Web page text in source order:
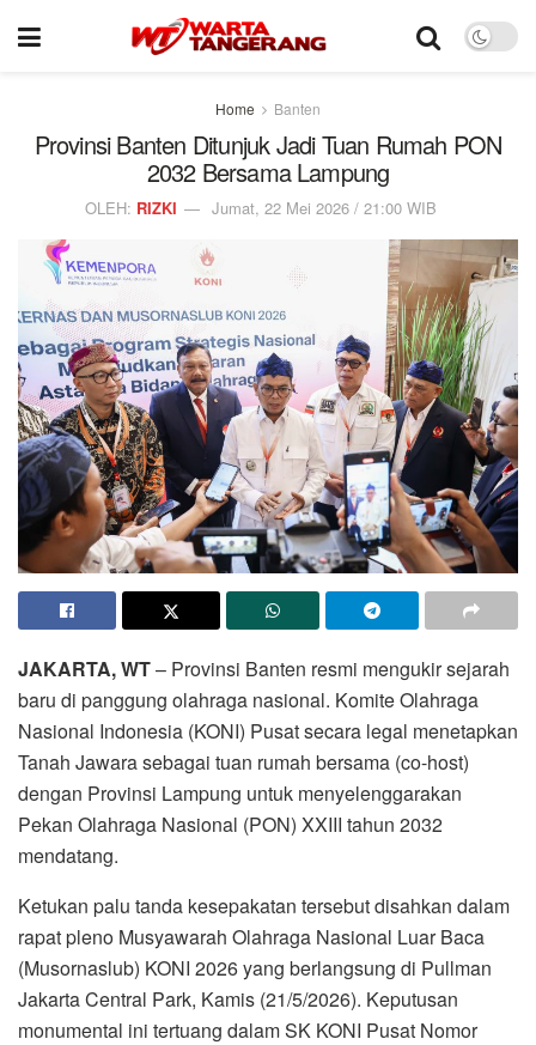
Home Banten
Provinsi Banten Ditunjuk Jadi Tuan Rumah PON
2032 Bersama Lampung
OLEH: RIZKI Jumat, 22 Mei 2026 / 21:00 WIB
JAKARTA, WT– Provinsi Banten resmi mengukir sejarah
baru di panggung olahraga nasional. Komite Olahraga
Nasional Indonesia (KONI) Pusat secara legal menetapkan
Tanah Jawara sebagai tuan rumah bersama (co-host)
dengan Provinsi Lampung untuk menyelenggarakan
Pekan Olahraga Nasional (PON) XXIII tahun 2032
mendatang.
Ketukan palu tanda kesepakatan tersebut disahkan dalam
rapat pleno Musyawarah Olahraga Nasional Luar Baca
(Musornaslub) KONI 2026 yang berlangsung di Pullman
Jakarta Central Park, Kamis (21/5/2026). Keputusan
monumental ini tertuang dalam SK KONI Pusat Nomor